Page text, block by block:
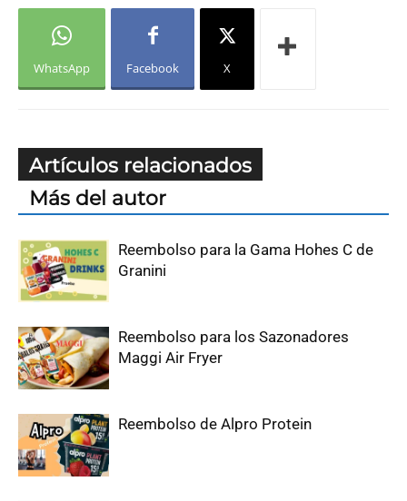
WhatsApp Facebook X
Artículos relacionados
Más del autor
Reembolso para la Gama Hohes C de
Granini
Reembolso para los Sazonadores
Maggi Air Fryer
Reembolso de Alpro Protein